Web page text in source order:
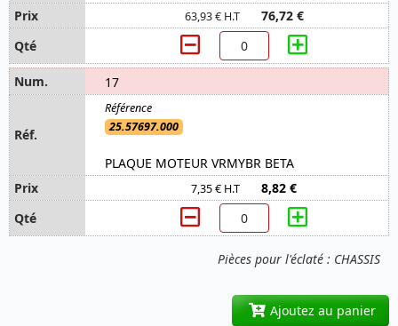
Pièces pour l'éclaté : CHASSIS
63,93 € H.T 76,72 €
17
25.57697.000
PLAQUE MOTEUR VRMYBR BETA
7,35 € H.T 8,82 €
Ajoutez au panier